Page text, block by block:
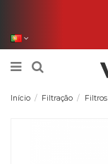
Início Filtração Filtros